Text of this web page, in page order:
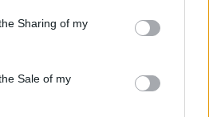
usage behaviour. You may click to
and its third-party tags to
purposes in below Google
Sharing of my
Sale of my
2000 /2000